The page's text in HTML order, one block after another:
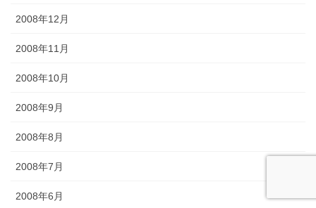
2008年12月
2008年11月
2008年10月
2008年9月
2008年8月
2008年7月
2008年6月